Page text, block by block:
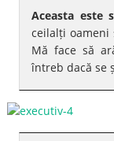
Aceasta este
ceilalți oameni
Mă face să
întreb dacă se